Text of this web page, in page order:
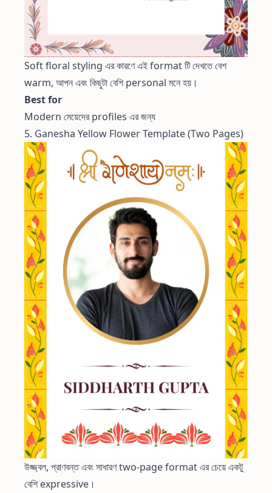
Soft floral styling এর কারণে এই format টি দেখতে বেশ
warm, আপন এবং কিছুটা বেশি personal মনে হয়।
Best for
Modern মেয়েদের profiles এর জন্য
5. Ganesha Yellow Flower Template (Two Pages)
উজ্জ্বল, প্রাণবন্ত এবং সাধারণ two-page format এর চেয়ে একটু
বেশি expressive।